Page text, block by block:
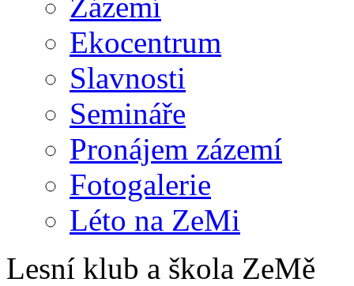
Ekocentrum
Slavnosti
Semináře
Pronájem zázemí
Fotogalerie
Léto na ZeMi
Lesní klub a škola ZeMě